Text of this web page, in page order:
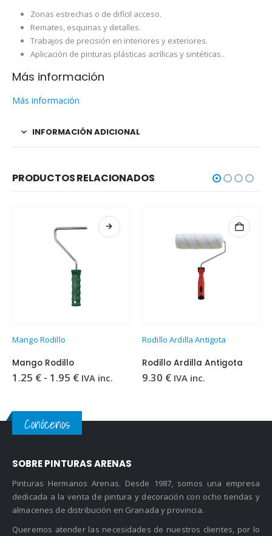
Zonas estrechas o de difícil acceso.
Remates, esquinas y detalles.
Trabajos de precisión en interiores y exteriores.
Aplicación de pinturas plásticas acrílicas y sintéticas..
Más información
Más información
INFORMACIÓN ADICIONAL
PRODUCTOS RELACIONADOS
Mango Rodillo
Mango Rodillo
1.25 € - 1.95 €Rango
de
1.25 €
hasta
1.95 €
IVA inc.
Rodillo Ardilla Antigota
Rodillo Ardilla Antigota
9.30 € IVA inc.
Conócenos
SOBRE PINTURAS ARENAS
Pinturas Hermanos Arenas. Desde 1987, somos una empresa
dedicada a la venta de pintura y decoración con ocho tiendas y
almacenes de distribución en Granada y provincia.
Queremos atender las necesidades de nuestros clientes, por lo